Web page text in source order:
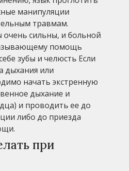
манипуляции
травмам.
сильны, и больной
помощь
зубы и челюсть Если
дыхания или
начать экстренную
дыхание и
и проводить ее до
либо до приезда
при